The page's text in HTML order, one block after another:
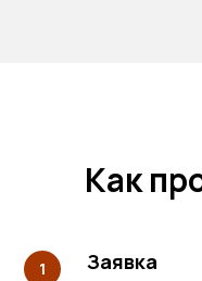
Как
1 Заявка